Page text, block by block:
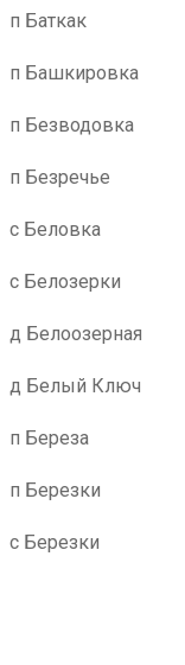
п Баткак
п Башкировка
п Безводовка
п Безречье
с Беловка
с Белозерки
д Белоозерная
д Белый Ключ
п Береза
п Березки
с Березки